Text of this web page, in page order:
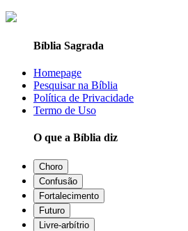
Bíblia Sagrada
Homepage
Pesquisar na Bíblia
Política de Privacidade
Termo de Uso
O que a Bíblia diz
Choro
Confusão
Fortalecimento
Futuro
Livre-arbítrio